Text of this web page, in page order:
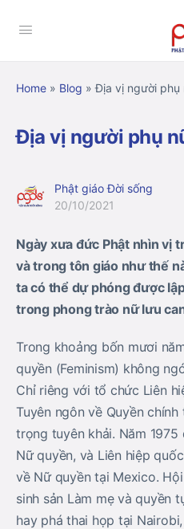
Home » Blog »Địa vị người phụ
Địa vị người phụ
Phật giáo Đời sống
20/10/2021
Ngày xưa đức Phật nhìn vị
và trong tôn giáo như thế
ta có thể dự phóng được
trong phong trào nữ lưu
Trong khoảng bốn mươi
quyền (Feminism) không
Chỉ riêng với tổ chức Liên
Tuyên ngôn về Quyền
trọng tuyên khải. Năm
Nữ quyền, và Liên hiệp
về Nữ quyền tại Mexico.
sinh sản Làm mẹ và quyền
hay phá thai họp tại